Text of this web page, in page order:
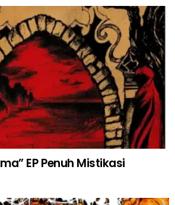
EP Penuh Mistikasi